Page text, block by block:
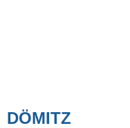
DÖMITZ